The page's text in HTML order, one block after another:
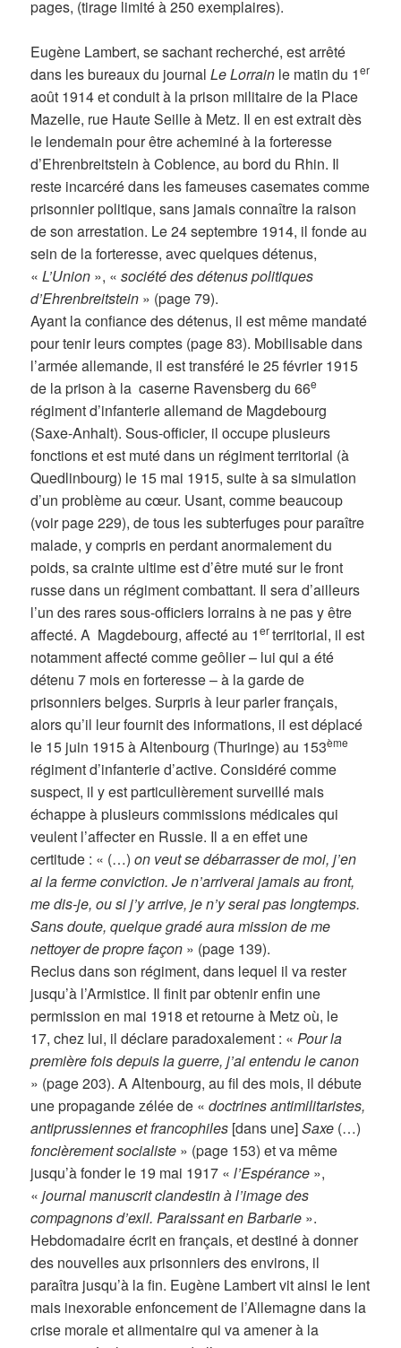
pages, (tirage limité à 250 exemplaires).
Eugène Lambert, se sachant recherché, est arrêté
dans les bureaux du journalLe Lorrain le matin du 1er
août 1914 et conduit à la prison militaire de la Place
Mazelle, rue Haute Seille à Metz. Il en est extrait dès
le lendemain pour être acheminé à la forteresse
d’Ehrenbreitstein à Coblence, au bord du Rhin. Il
reste incarcéré dans les fameuses casemates comme
prisonnier politique, sans jamais connaître la raison
de son arrestation. Le 24 septembre 1914, il fonde au
sein de la forteresse, avec quelques détenus,
«L’Union », «société des détenus politiques
d’Ehrenbreitstein » (page 79).
Ayant la confiance des détenus, il est même mandaté
pour tenir leurs comptes (page 83). Mobilisable dans
l’armée allemande, il est transféré le 25 février 1915
de la prison à la caserne Ravensberg du 66e
régiment d’infanterie allemand de Magdebourg
(Saxe-Anhalt). Sous-officier, il occupe plusieurs
fonctions et est muté dans un régiment territorial (à
Quedlinbourg) le 15 mai 1915, suite à sa simulation
d’un problème au cœur. Usant, comme beaucoup
(voir page 229), de tous les subterfuges pour paraître
malade, y compris en perdant anormalement du
poids, sa crainte ultime est d’être muté sur le front
russe dans un régiment combattant. Il sera d’ailleurs
l’un des rares sous-officiers lorrains à ne pas y être
affecté. A Magdebourg, affecté au 1erterritorial, il est
notamment affecté comme geôlier – lui qui a été
détenu 7 mois en forteresse – à la garde de
prisonniers belges. Surpris à leur parler français,
alors qu’il leur fournit des informations, il est déplacé
le 15 juin 1915 à Altenbourg (Thuringe) au 153ème
régiment d’infanterie d’active. Considéré comme
suspect, il y est particulièrement surveillé mais
échappe à plusieurs commissions médicales qui
veulent l’affecter en Russie. Il a en effet une
certitude : « (…)on veut se débarrasser de moi, j’en
ai la ferme conviction. Je n’arriverai jamais au front,
me dis-je, ou si j’y arrive, je n’y serai pas longtemps.
Sans doute, quelque gradé aura mission de me
nettoyer de propre façon » (page 139).
Reclus dans son régiment, dans lequel il va rester
jusqu’à l’Armistice. Il finit par obtenir enfin une
permission en mai 1918 et retourne à Metz où, le
17, chez lui, il déclare paradoxalement : «Pour la
première fois depuis la guerre, j’ai entendu le canon
» (page 203). A Altenbourg, au fil des mois, il débute
une propagande zélée de «doctrines antimilitaristes,
antiprussiennes et francophiles [dans une]Saxe (…)
foncièrement socialiste » (page 153) et va même
jusqu’à fonder le 19 mai 1917 «l’Espérance »,
«journal manuscrit clandestin à l’image des
compagnons d’exil. Paraissant en Barbarie ».
Hebdomadaire écrit en français, et destiné à donner
des nouvelles aux prisonniers des environs, il
paraîtra jusqu’à la fin. Eugène Lambert vit ainsi le lent
mais inexorable enfoncement de l’Allemagne dans la
crise morale et alimentaire qui va amener à la